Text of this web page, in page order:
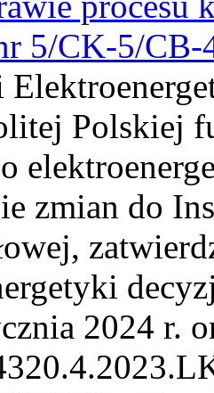
5/CK-5/CB-
Polskiej
zmian do
2024 r.